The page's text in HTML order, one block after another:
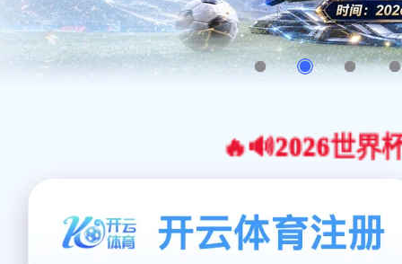
🔥🔊2026世界杯官网